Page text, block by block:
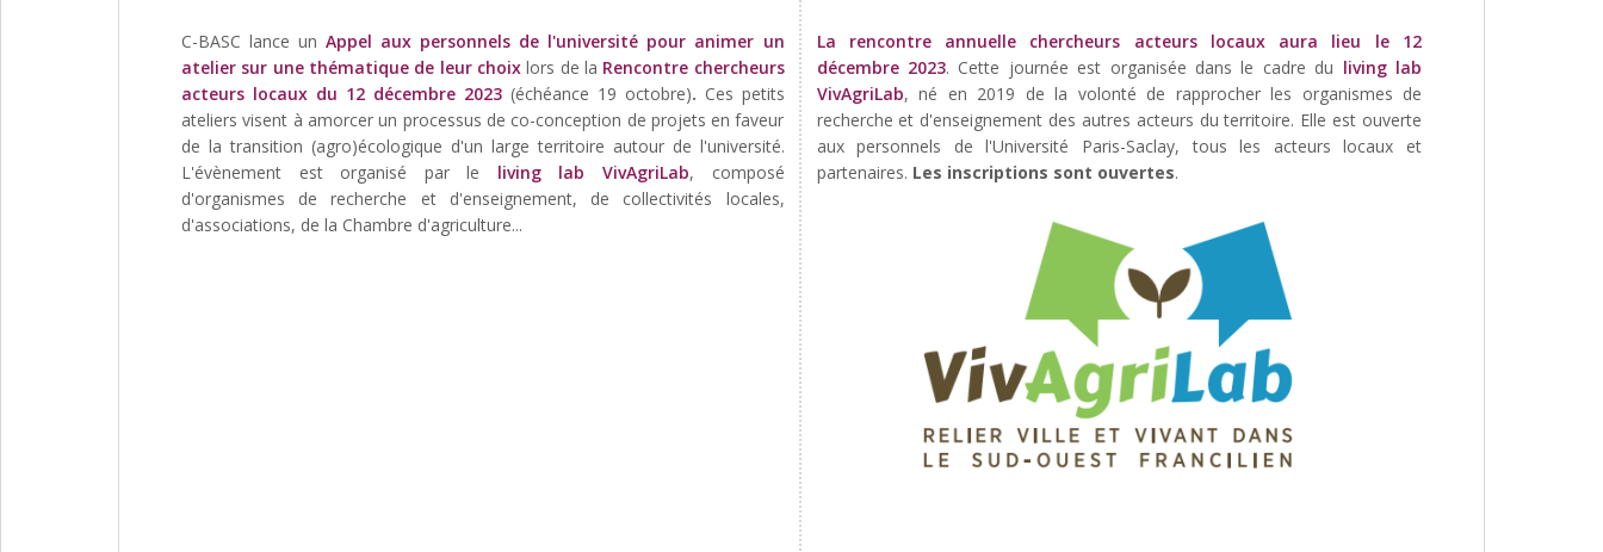
C-BASC lance unAppel aux personnels de l'université pour animer un
atelier sur une thématique de leur choixlors de la Rencontre chercheurs
acteurs locaux du 12 décembre 2023(échéance 19 octobre). Ces petits
ateliers visent à amorcer un processus de co-conception de projets en faveur
de la transition (agro)écologique d'un large territoire autour de l'université.
L'évènement est organisé par le living lab VivAgriLab, composé
d'organismes de recherche et d'enseignement, de collectivités locales,
d'associations, de la Chambre d'agriculture...
La rencontre annuelle chercheurs acteurs locaux aura lieu le 12
décembre 2023. Cette journée est organisée dans le cadre du living lab
VivAgriLab, né en 2019 de la volonté de rapprocher les organismes de
recherche et d'enseignement des autres acteurs du territoire. Elle est ouverte
aux personnels de l'Université Paris-Saclay, tous les acteurs locaux et
partenaires. Les inscriptions sont ouvertes.